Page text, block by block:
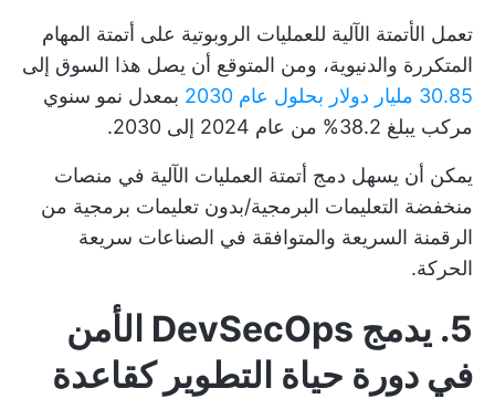
تعمل الأتمتة الآلية للعمليات الروبوتية على أتمتة المهام
المتكررة والدنيوية، ومن المتوقع أن يصل هذا السوق إلى
30.85 مليار دولار بحلول عام 2030
بمعدل نمو سنوي
مركب يبلغ 38.2% من عام 2024 إلى 2030.
يمكن أن يسهل دمج أتمتة العمليات الآلية في منصات
منخفضة التعليمات البرمجية/بدون تعليمات برمجية من
الرقمنة السريعة والمتوافقة في الصناعات سريعة
الحركة.
5. يدمج DevSecOps الأمن
في دورة حياة التطوير كقاعدة